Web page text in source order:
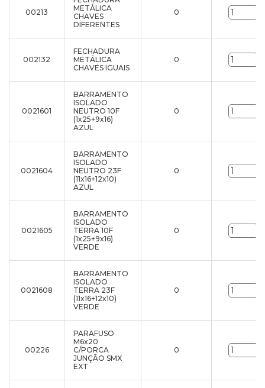
00213
METÁLICA
CHAVES
DIFERENTES
0
002132
FECHADURA
METÁLICA
CHAVES IGUAIS
0
0021601
BARRAMENTO
ISOLADO
NEUTRO 10F
(1x25+9x16)
AZUL
0
0021604
BARRAMENTO
ISOLADO
NEUTRO 23F
(11x16+12x10)
AZUL
0
0021605
BARRAMENTO
ISOLADO
TERRA 10F
(1x25+9x16)
VERDE
0
0021608
BARRAMENTO
ISOLADO
TERRA 23F
(11x16+12x10)
VERDE
0
00226
PARAFUSO
M6x20
C/PORCA
JUNÇÃO SMX
EXT
0